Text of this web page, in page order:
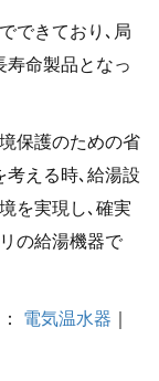
できており､局
命製品となっ
保護のための省
える時､給湯設
を実現し､確実
の給湯機器で
電気温水器 ｜